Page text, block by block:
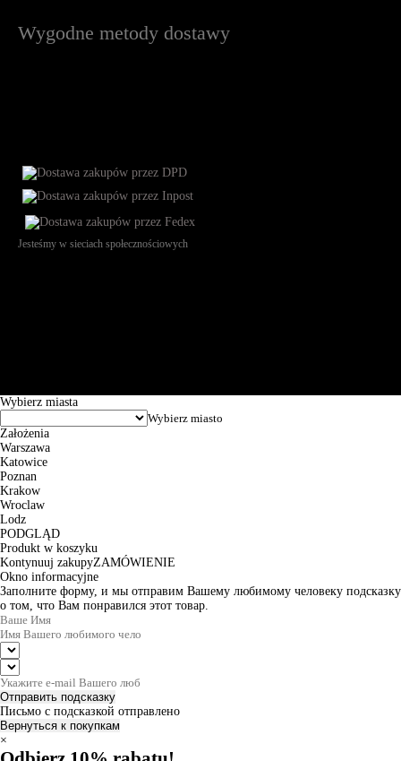
Wygodne metody dostawy
Jesteśmy w sieciach społecznościowych
Wybierz miasta
Założenia
Warszawa
Katowice
Poznan
Krakow
Wroclaw
Lodz
PODGLĄD
Produkt w koszyku
Kontynuuj zakupyZAMÓWIENIE
Okno informacyjne
Заполните форму, и мы отправим Вашему любимому человеку подсказку
о том, что Вам понравился этот товар.
Отправить подсказку
Письмо с подсказкой отправлено
Вернуться к покупкам
×